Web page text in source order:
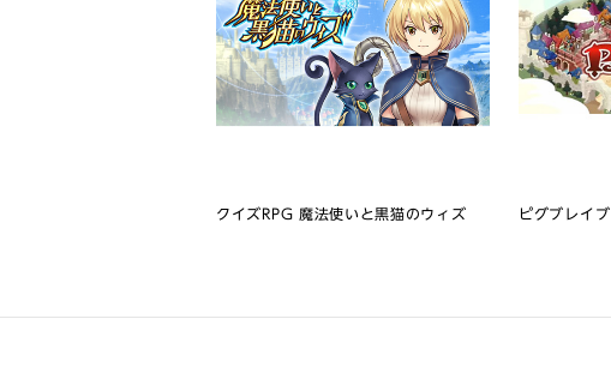
クイズRPG 魔法使いと黒猫のウィズ ピグブレイブ